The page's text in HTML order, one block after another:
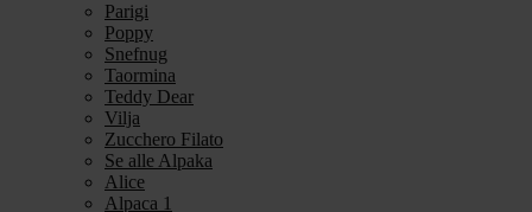
Parigi
Poppy
Snefnug
Taormina
Teddy Dear
Vilja
Zucchero Filato
Se alle Alpaka
Alice
Alpaca 1